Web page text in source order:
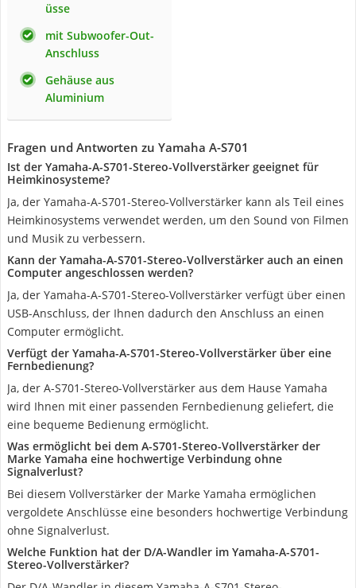
üsse
mit Subwoofer-Out-
Anschluss
Gehäuse aus
Aluminium
Fragen und Antworten zu Yamaha A-S701
Ist der Yamaha-A-S701-Stereo-Vollverstärker geeignet für
Heimkinosysteme?
Ja, der Yamaha-A-S701-Stereo-Vollverstärker kann als Teil eines
Heimkinosystems verwendet werden, um den Sound von Filmen
und Musik zu verbessern.
Kann der Yamaha-A-S701-Stereo-Vollverstärker auch an einen
Computer angeschlossen werden?
Ja, der Yamaha-A-S701-Stereo-Vollverstärker verfügt über einen
USB-Anschluss, der Ihnen dadurch den Anschluss an einen
Computer ermöglicht.
Verfügt der Yamaha-A-S701-Stereo-Vollverstärker über eine
Fernbedienung?
Ja, der A-S701-Stereo-Vollverstärker aus dem Hause Yamaha
wird Ihnen mit einer passenden Fernbedienung geliefert, die
eine bequeme Bedienung ermöglicht.
Was ermöglicht bei dem A-S701-Stereo-Vollverstärker der
Marke Yamaha eine hochwertige Verbindung ohne
Signalverlust?
Bei diesem Vollverstärker der Marke Yamaha ermöglichen
vergoldete Anschlüsse eine besonders hochwertige Verbindung
ohne Signalverlust.
Welche Funktion hat der D/A-Wandler im Yamaha-A-S701-
Stereo-Vollverstärker?